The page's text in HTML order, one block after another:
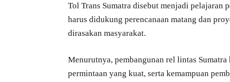
Tol Trans Sumatra disebut menjadi pelajaran
harus didukung perencanaan matang dan
dirasakan masyarakat.
Menurutnya, pembangunan rel lintas
permintaan yang kuat, serta kemampuan